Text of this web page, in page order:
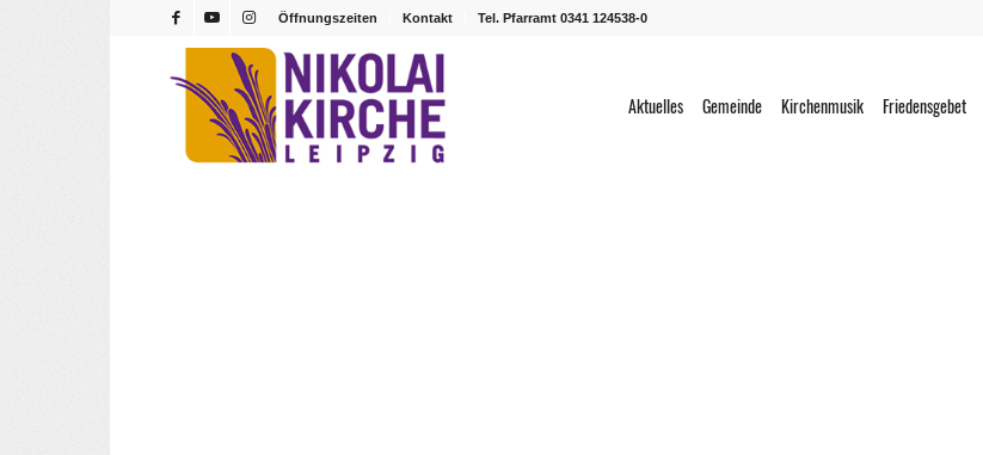
Öffnungszeiten Kontakt Tel. Pfarramt 0341 124538-0
Aktuelles Gemeinde Kirchenmusik Friedensgebet